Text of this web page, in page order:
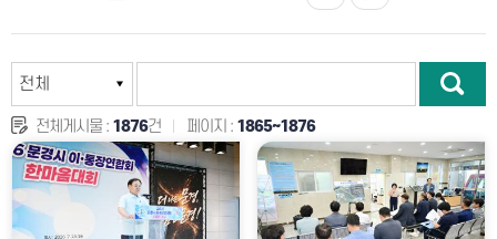
전체게시물 : 1876건 페이지 : 1865~1876